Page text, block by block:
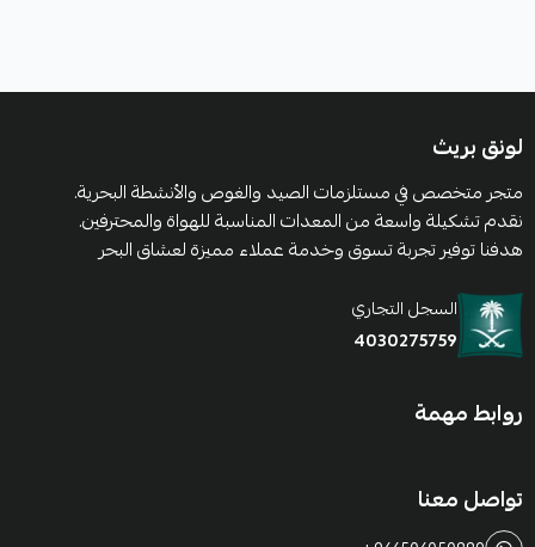
لونق بريث
متجر متخصص في مستلزمات الصيد والغوص والأنشطة البحرية.
نقدم تشكيلة واسعة من المعدات المناسبة للهواة والمحترفين.
هدفنا توفير تجربة تسوق وخدمة عملاء مميزة لعشاق البحر
السجل التجاري
4030275759
روابط مهمة
تواصل معنا